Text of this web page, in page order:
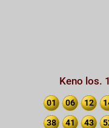
Keno los.
01 06 12
38 41 43